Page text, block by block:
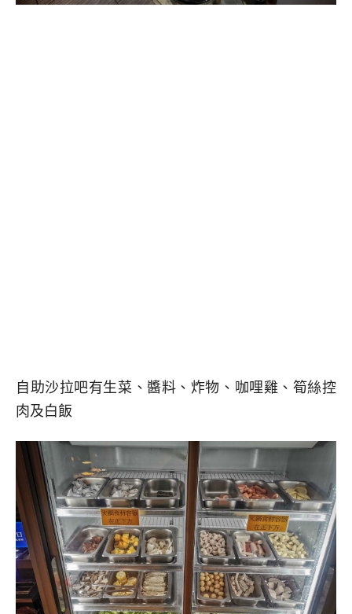
自助沙拉吧有生菜、醬料、炸物、咖哩雞、筍絲控
肉及白飯